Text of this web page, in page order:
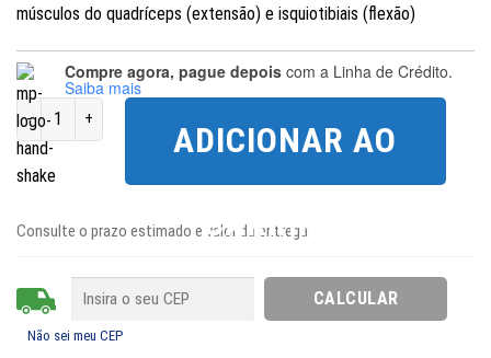
músculos do quadríceps (extensão) e isquiotibiais (flexão)
Compre agora, pague depois com a Linha de Crédito.
Saiba mais
Cadeira Flexora/ Extensora Profissional quantidade
ADICIONAR AO
CARRINHO
Consulte o prazo estimado e valor da entrega
Não sei meu CEP